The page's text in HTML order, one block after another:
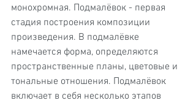
монохромная. Подмалёвок - первая
стадия построения композиции
произведения. В подмалёвке
намечается форма, определяются
пространственные планы, цветовые и
тональные отношения. Подмалёвок
включает в себя несколько этапов